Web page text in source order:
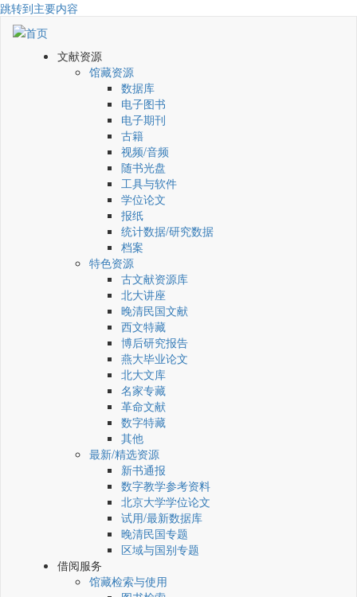
跳转到主要内容
文献资源
馆藏资源
数据库
电子图书
电子期刊
古籍
视频/音频
随书光盘
工具与软件
学位论文
报纸
统计数据/研究数据
档案
特色资源
古文献资源库
北大讲座
晚清民国文献
西文特藏
博后研究报告
燕大毕业论文
北大文库
名家专藏
革命文献
数字特藏
其他
最新/精选资源
新书通报
数字教学参考资料
北京大学学位论文
试用/最新数据库
晚清民国专题
区域与国别专题
借阅服务
馆藏检索与使用